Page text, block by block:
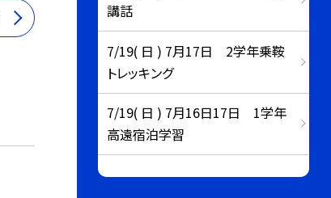
講話
7/19( 日 ) 7月17日 2学年乗鞍
トレッキング
7/19( 日 ) 7月16日17日 1学年
高遠宿泊学習